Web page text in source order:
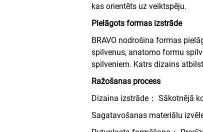
kas orientēts uz veiktspēju.
Pielāgots formas izstrāde
BRAVO nodrošina formas
spilvenus, anatomo formu
spilveniem. Katrs dizains
Ražošanas process
Dizaina izstrāde： Sākotnējā
Sagatavošanas materiālu